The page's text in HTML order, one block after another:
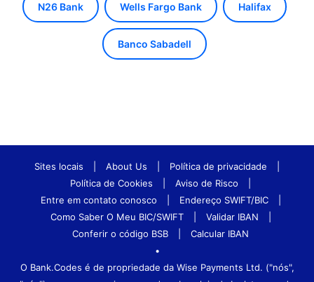
N26 Bank Wells Fargo Bank Halifax
Banco Sabadell
Sites locais About Us Política de privacidade
Política de Cookies
Aviso de Risco
Entre em contato conosco
Endereço SWIFT/BIC
Como Saber O Meu BIC/SWIFT
Validar IBAN
Conferir o código BSB
Calcular IBAN
•
O Bank.Codes é de propriedade da Wise Payments Ltd. ("nós",